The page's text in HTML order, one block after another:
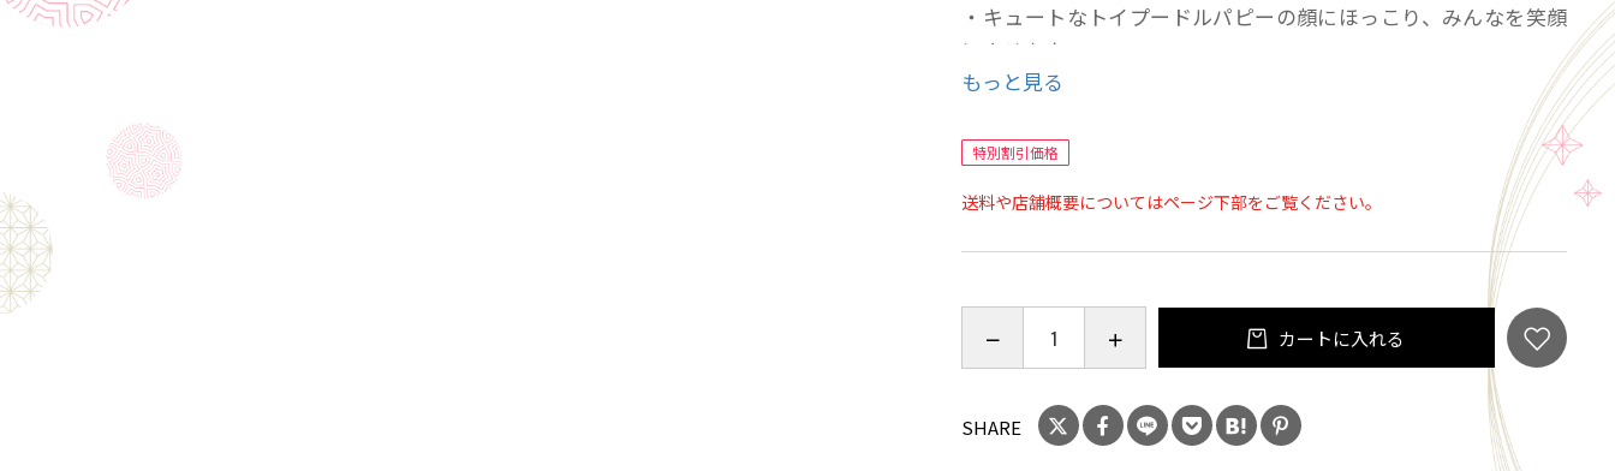
・キュートなトイプードルパピーの顔にほっこり、みんなを笑顔
にさせます。
オールシーズン着用可能な半袖Tシャツ インナーを変えれば秋
・お散歩のときに
※プリント製品の為、洗濯時注意点など商品同封のパンフレット
をご確認お願い致します。
もっと見る
特別割引価格
送料や店舗概要についてはページ下部をご覧ください。
カートに入れる
SHARE